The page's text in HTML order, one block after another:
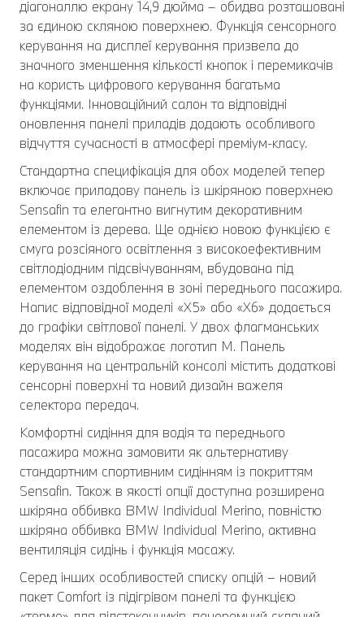
діагоналлю екрану 14,9 дюйма – обидва розташовані
за єдиною скляною поверхнею. Функція сенсорного
керування на дисплеї керування призвела до
значного зменшення кількості кнопок і перемикачів
на користь цифрового керування багатьма
функціями. Інноваційний салон та відповідні
оновлення панелі приладів додають особливого
відчуття сучасності в атмосфері преміум-класу.
Стандартна специфікація для обох моделей тепер
включає приладову панель із шкіряною поверхнею
Sensafin та елегантно вигнутим декоративним
елементом із дерева. Ще однією новою функцією є
смуга розсіяного освітлення з високоефективним
світлодіодним підсвічуванням, вбудована під
елементом оздоблення в зоні переднього пасажира.
Напис відповідної моделі «X5» або «X6» додається
до графіки світлової панелі. У двох флагманських
моделях він відображає логотип M. Панель
керування на центральній консолі містить додаткові
сенсорні поверхні та новий дизайн важеля
селектора передач.
Комфортні сидіння для водія та переднього
пасажира можна замовити як альтернативу
стандартним спортивним сидінням із покриттям
Sensafin. Також в якості опції доступна розширена
шкіряна оббивка BMW Individual Merino, повністю
шкіряна оббивка BMW Individual Merino, активна
вентиляція сидінь і функція масажу.
Серед інших особливостей списку опцій – новий
пакет Comfort із підігрівом панелі та функцією